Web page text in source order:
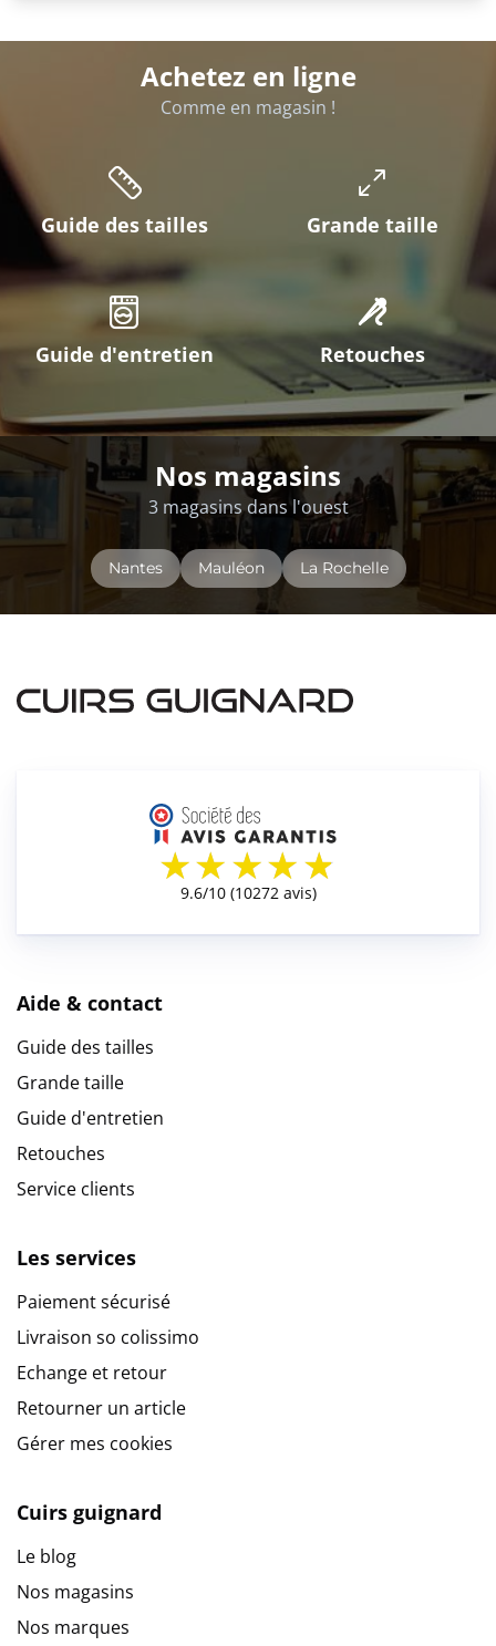
Achetez en ligne
Comme en magasin !
Guide des tailles Grande taille
Guide d'entretien Retouches
Nos magasins
3 magasins dans l'ouest
Nantes Mauléon La Rochelle
Aide & contact
Guide des tailles
Grande taille
Guide d'entretien
Retouches
Service clients
Les services
Paiement sécurisé
Livraison so colissimo
Echange et retour
Retourner un article
Gérer mes cookies
Cuirs guignard
Le blog
Nos magasins
Nos marques